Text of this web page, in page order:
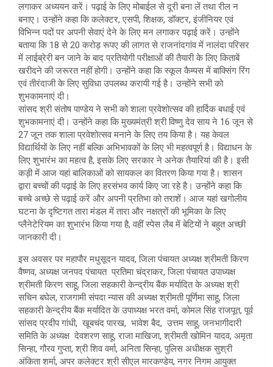
लगाकर अध्ययन करें। पढ़ाई के लिए मोबाईल से दूरी बना लें तथा रील न
बनाए। उन्होंने कहा कि कलेक्टर, एसपी, शिक्षक, डॉक्टर, इंजीनियर एवं
विभिन्न पदों पर अपनी सेवाएं देने के लिए मन लगाकर पढ़ाई करें। उन्होंने
बताया कि 18 से 20 करोड़ रूपए की लागत से राजनांदगांव में नालंदा परिसर
में लाईब्रेरी बन जाने के बाद प्रतियोगी परीक्षाओं की तैयारी के लिए किताबें
खरीदने की जरूरत नहीं होगी। उन्होंने कहा कि स्कूल कैम्पस में बाक्सिंग रिंग
एवं तीरंदाजी के लिए सुविधा उपलब्ध करायी गई है। उन्होंने सभी को
शुभकामनाएं दी।
सांसद श्री संतोष पाण्डेय ने सभी को शाला प्रवेशोत्सव की हार्दिक बधाई एवं
शुभकामनाएं दी। उन्होंने कहा कि मुख्यमंत्री श्री विष्णु देव साय ने 16 जून से
27 जून तक शाला प्रवेशोत्सव मनाने के लिए तय किया है। यह केवल
विद्यार्थियों के लिए नहीं बल्कि अभिभावकों के लिए भी महत्वपूर्ण है। विद्याधन के
लिए शुभारंभ का महत्व है, इसके लिए सरकार ने अनेक तैयारियां की है। इसी
कड़ी में आज यहां बालिकाओं को सायकल का वितरण किया गया है। शासन
द्वारा बच्चों की पढ़ाई के लिए हरसंभव कार्य किए जा रहे है। उन्होंने कहा कि
बच्चे अच्छे से पढ़ाई करें और अपनी प्रतिभा को तराशें। आज यहां खगोलीय
घटना के दृष्टिगत तारा मंडल में तारा और नक्षत्रों की भूमिका के लिए
प्लैनेटेरियम का शुभारंभ किया गया है, वहीं स्पेस लैब में बेटियों ने बहुत अच्छी
जानकारी दी।
इस अवसर पर महापौर मधुसूदन यादव, जिला पंचायत अध्यक्ष श्रीमती किरण
वैष्णव, अध्यक्ष जनपद पंचायत प्रतिमा चंद्राकर, जिला पंचायत उपाध्यक्ष
श्रीमती किरण साहू, जिला सहकारी केन्द्रीय बैंक मर्यादित के अध्यक्ष श्री
सचिन बघेल, राजगामी संपदा न्यास की अध्यक्ष श्रीमती पूर्णिमा साहू, जिला
सहकारी केन्द्रीय बैंक मर्यादित के उपाध्यक्ष भरत वर्मा, कोमल सिंह राजपूत, पूर्व
सांसद प्रदीप गांधी, खूबचंद पारख, भावेश बैद, उत्तम साहू, जनभागीदारी
समिति के अध्यक्ष देवशरण साहू, राजा माखिजा, श्रीमती खोमिन यादव, अमृता
सिन्हा, गौरव गुप्ता, श्री शिव वर्मा, अनिता सिन्हा, पुलिस अधीक्षक सुश्री
अंकिता शर्मा, अपर कलेक्टर श्री सीएल मारकण्डेय, नगर निगम आयुक्त